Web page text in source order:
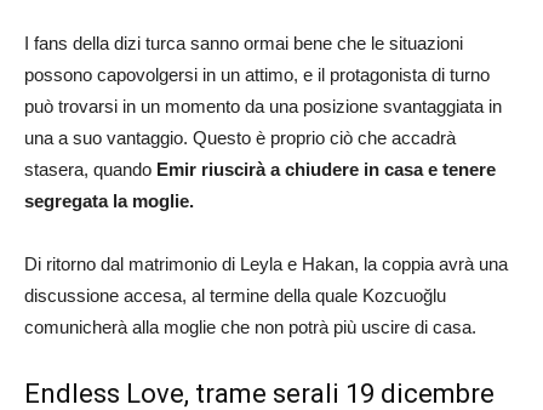
I fans della dizi turca sanno ormai bene che le situazioni
possono capovolgersi in un attimo, e il protagonista di turno
può trovarsi in un momento da una posizione svantaggiata in
una a suo vantaggio. Questo è proprio ciò che accadrà
stasera, quando Emir riuscirà a chiudere in casa e tenere
segregata la moglie.
Di ritorno dal matrimonio di Leyla e Hakan, la coppia avrà una
discussione accesa, al termine della quale Kozcuoğlu
comunicherà alla moglie che non potrà più uscire di casa.
Endless Love, trame serali 19 dicembre